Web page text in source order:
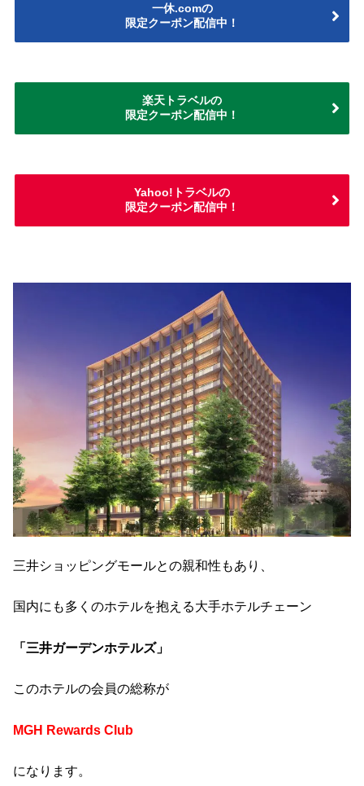
一休.comの
限定クーポン配信中！
楽天トラベルの
限定クーポン配信中！
Yahoo!トラベルの
限定クーポン配信中！
三井ショッピングモールとの親和性もあり、
国内にも多くのホテルを抱える大手ホテルチェーン
「三井ガーデンホテルズ」
このホテルの会員の総称が
MGH Rewards Club
になります。